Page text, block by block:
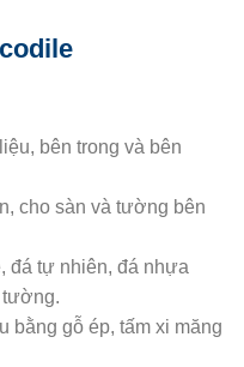
bên trong và bên
cho sàn và tường bên
đá tự nhiên, đá nhựa
tường.
bằng gỗ ép, tấm xi măng